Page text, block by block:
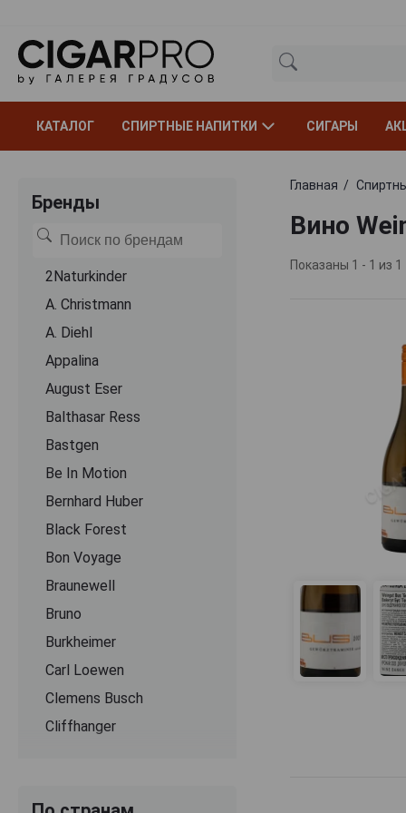
КАТАЛОГ СПИРТНЫЕ НАПИТКИ СИГАРЫ
Бренды
2Naturkinder
A. Christmann
A. Diehl
Appalina
August Eser
Balthasar Ress
Bastgen
Be In Motion
Bernhard Huber
Black Forest
Bon Voyage
Braunewell
Bruno
Burkheimer
Carl Loewen
Clemens Busch
Cliffhanger
Главная
Вино
Показаны 1 - 1 из 1